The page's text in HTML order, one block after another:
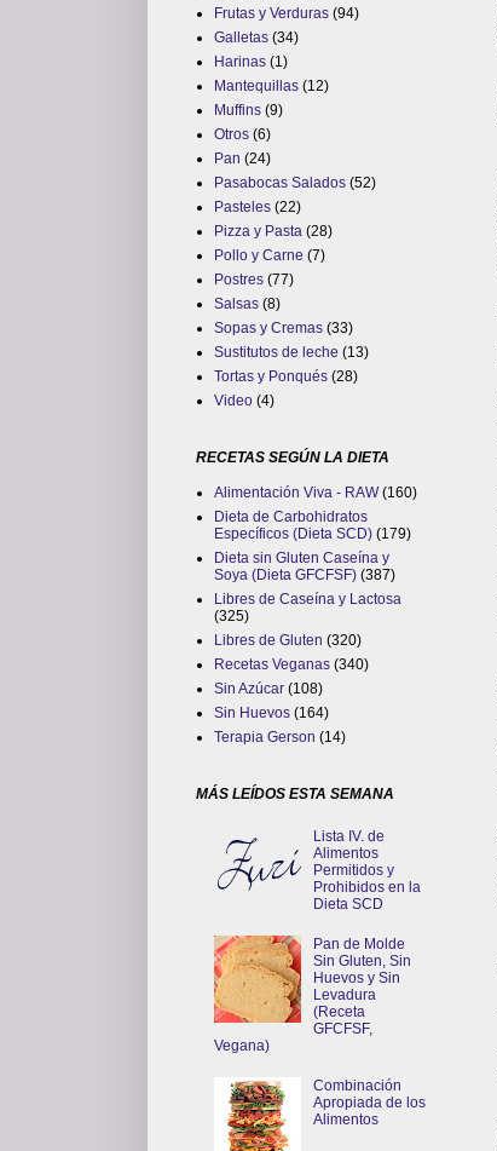
Frutas y Verduras (94)
Galletas (34)
Harinas (1)
Mantequillas (12)
Muffins (9)
Otros (6)
Pan (24)
Pasabocas Salados (52)
Pasteles (22)
Pizza y Pasta (28)
Pollo y Carne (7)
Postres (77)
Salsas (8)
Sopas y Cremas (33)
Sustitutos de leche (13)
Tortas y Ponqués (28)
Video (4)
RECETAS SEGÚN LA DIETA
Alimentación Viva - RAW (160)
Dieta de Carbohidratos
Específicos (Dieta SCD) (179)
Dieta sin Gluten Caseína y
Soya (Dieta GFCFSF) (387)
Libres de Caseína y Lactosa
(325)
Libres de Gluten (320)
Recetas Veganas (340)
Sin Azúcar (108)
Sin Huevos (164)
Terapia Gerson (14)
MÁS LEÍDOS ESTA SEMANA
Lista IV. de
Alimentos
Permitidos y
Prohibidos en la
Dieta SCD
Pan de Molde
Sin Gluten, Sin
Huevos y Sin
Levadura
(Receta
GFCFSF,
Vegana)
Combinación
Apropiada de los
Alimentos